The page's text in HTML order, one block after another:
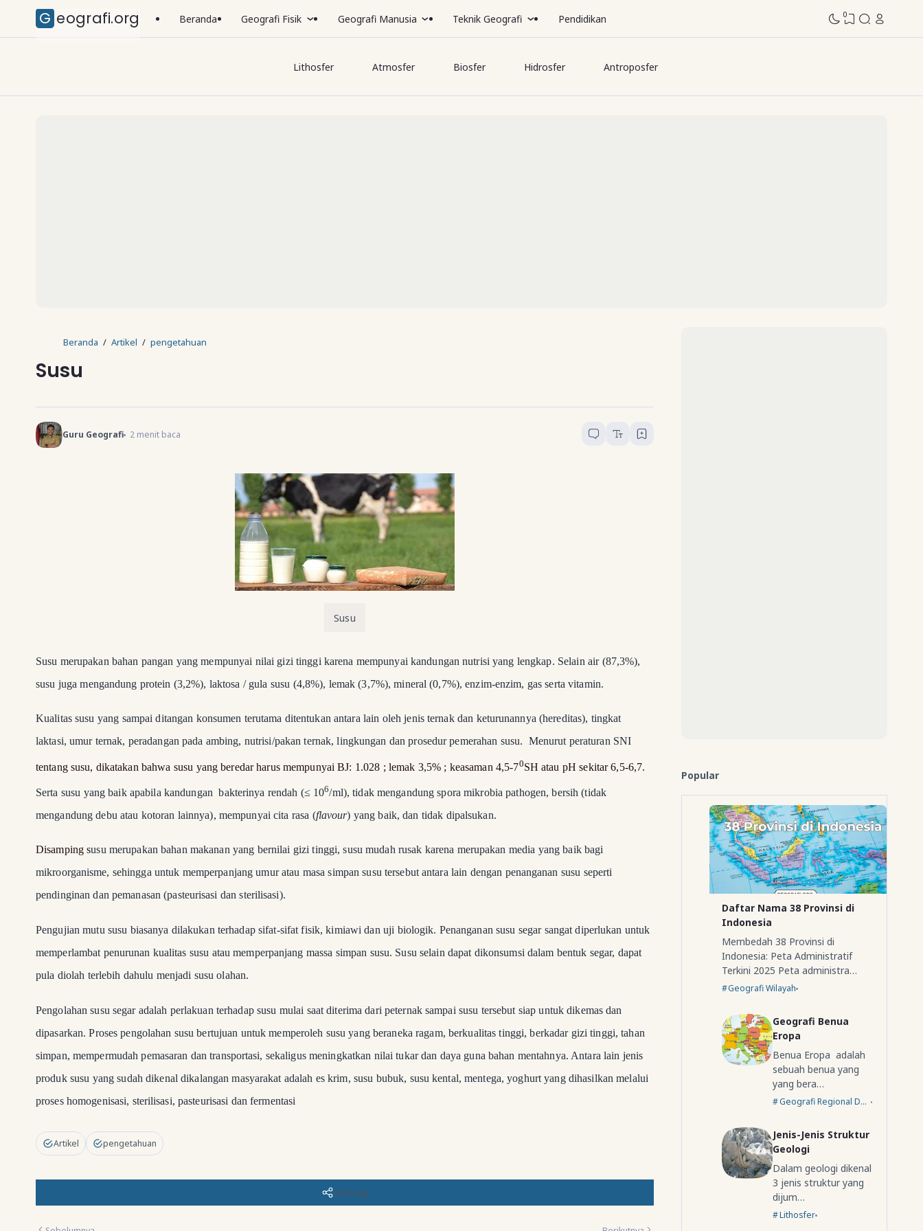
Geografi.org Beranda Geografi Fisik Geografi Manusia Teknik Geografi Pendidikan 0
Lithosfer Atmosfer Biosfer Hidrosfer Antroposfer
Beranda Artikel pengetahuan
Susu
Guru Geografi 2menit baca
Susu
Susu merupakan bahan pangan yang mempunyai nilai gizi tinggi karena mempunyai kandungan nutrisi yang lengkap. Selain air (87,3%),
susu juga mengandung protein (3,2%), laktosa / gula susu (4,8%), lemak (3,7%), mineral (0,7%), enzim-enzim, gas serta vitamin.
Kualitas susu yang sampai ditangan konsumen terutama ditentukan antara lain oleh jenis ternak dan keturunannya (hereditas), tingkat
laktasi, umur ternak, peradangan pada ambing, nutrisi/pakan ternak, lingkungan dan prosedur pemerahan susu. Menurut peraturan SNI
tentang susu, dikatakan bahwa susu yang beredar harus mempunyai BJ: 1.028 ; lemak 3,5% ; keasaman 4,5-70SH atau pH sekitar 6,5-6,7.
Serta susu yang baik apabila kandungan bakterinya rendah (≤ 106/ml), tidak mengandung spora mikrobia pathogen, bersih (tidak
mengandung debu atau kotoran lainnya), mempunyai cita rasa (flavour) yang baik, dan tidak dipalsukan.
Disamping susu merupakan bahan makanan yang bernilai gizi tinggi, susu mudah rusak karena merupakan media yang baik bagi
mikroorganisme, sehingga untuk memperpanjang umur atau masa simpan susu tersebut antara lain dengan penanganan susu seperti
pendinginan dan pemanasan (pasteurisasi dan sterilisasi).
Pengujian mutu susu biasanya dilakukan terhadap sifat-sifat fisik, kimiawi dan uji biologik. Penanganan susu segar sangat diperlukan untuk
memperlambat penurunan kualitas susu atau memperpanjang massa simpan susu. Susu selain dapat dikonsumsi dalam bentuk segar, dapat
pula diolah terlebih dahulu menjadi susu olahan.
Pengolahan susu segar adalah perlakuan terhadap susu mulai saat diterima dari peternak sampai susu tersebut siap untuk dikemas dan
dipasarkan. Proses pengolahan susu bertujuan untuk memperoleh susu yang beraneka ragam, berkualitas tinggi, berkadar gizi tinggi, tahan
simpan, mempermudah pemasaran dan transportasi, sekaligus meningkatkan nilai tukar dan daya guna bahan mentahnya. Antara lain jenis
produk susu yang sudah dikenal dikalangan masyarakat adalah es krim, susu bubuk, susu kental, mentega, yoghurt yang dihasilkan melalui
proses homogenisasi, sterilisasi, pasteurisasi dan fermentasi
Artikel pengetahuan
Berbagi
Popular
Daftar Nama 38 Provinsi di
Indonesia
Membedah 38 Provinsi di
Indonesia: Peta Administratif
Terkini 2025 Peta administra…
Geografi Wilayah
Geografi Benua
Eropa
Benua Eropa adalah
sebuah benua yang
yang bera…
Geografi Regional Dunia
Jenis-Jenis Struktur
Geologi
Dalam geologi dikenal
3 jenis struktur yang
dijum…
Lithosfer